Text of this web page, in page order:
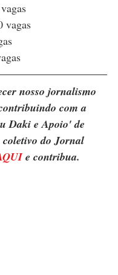
vagas
nosso jornalismo
com a
Daki e Apoio' de
do Jornal
e contribua.